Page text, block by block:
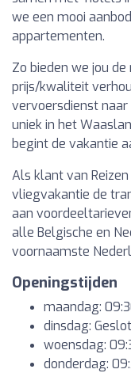
we een mooi
appartementen.
Zo bieden we jou
prijs/kwaliteit
vervoersdienst naar
uniek in het
begint de vakantie
Als klant van
vliegvakantie de
aan
alle Belgische en
voornaamste
Openingstijden
maandag:
dinsdag:
woensdag:
donderdag: